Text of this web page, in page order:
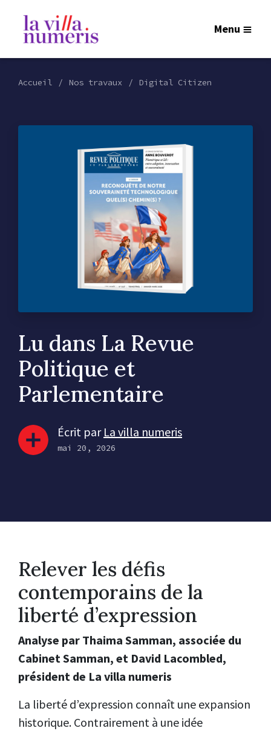
Menu
Accueil Nos travaux Digital Citizen
Lu dans La Revue
Politique et
Parlementaire
Écrit par La villa numeris
mai 20, 2026
Relever les défis
contemporains de la
liberté d’expression
Analyse par Thaima Samman, associée du
Cabinet Samman, et David Lacombled,
président de La villa numeris
La liberté d’expression connaît une expansion
historique. Contrairement à une idée